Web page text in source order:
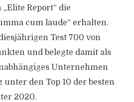
Report“ die
cum laude“ erhalten.
Test 700 von
und belegte damit als
Unternehmen
unter den Top 10 der besten
2020.